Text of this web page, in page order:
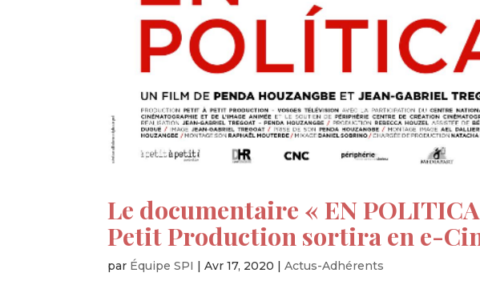
Le documentaire « EN
Petit Production sortira en e-
par Équipe SPI |Avr 17, 2020 |Actus-Adhérents